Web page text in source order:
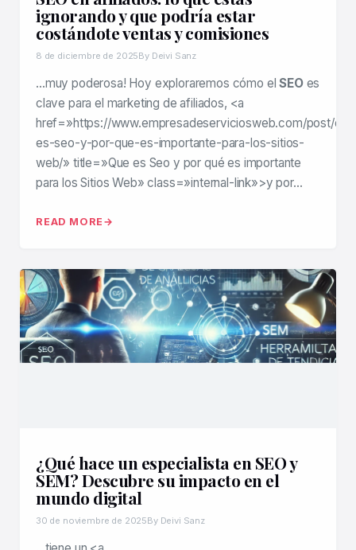
ignorando y que podría estar
costándote ventas y comisiones
8 de diciembre de 2025By Deivi Sanz
…muy poderosa! Hoy exploraremos cómo elSEOes
clave para el marketing de afiliados, <a
href=»https://www.empresadeserviciosweb.com/post/
es-seo-y-por-que-es-importante-para-los-sitios-
web/» title=»Que es Seo y por qué es importante
para los Sitios Web» class=»internal-link»>y por…
READ MORE
¿Qué hace un especialista en SEO y
SEM? Descubre su impacto en el
mundo digital
30 de noviembre de 2025By Deivi Sanz